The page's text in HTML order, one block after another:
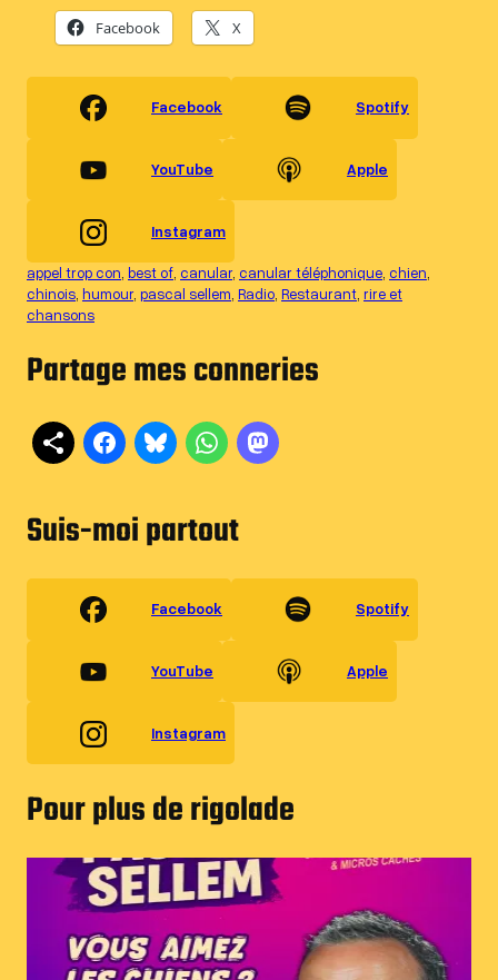
Facebook X
Facebook Spotify
YouTube Apple
Instagram
appel trop con best of canular canular téléphonique chien
chinois humour pascal sellem Radio Restaurant rire et
chansons
Partage mes conneries
Suis-moi partout
Facebook Spotify
YouTube Apple
Instagram
Pour plus de rigolade